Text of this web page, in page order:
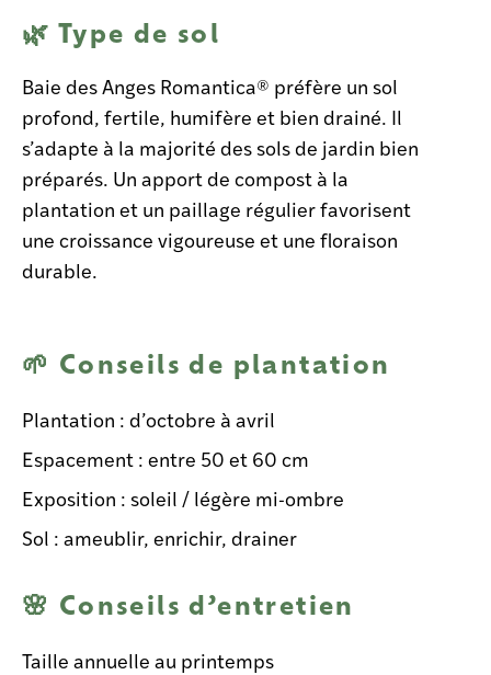
🌿 Type de sol
Baie des Anges Romantica® préfère un sol
profond, fertile, humifère et bien drainé. Il
s’adapte à la majorité des sols de jardin bien
préparés. Un apport de compost à la
plantation et un paillage régulier favorisent
une croissance vigoureuse et une floraison
durable.
🌱 Conseils de plantation
Plantation : d’octobre à avril
Espacement : entre 50 et 60 cm
Exposition : soleil / légère mi-ombre
Sol : ameublir, enrichir, drainer
🌸 Conseils d’entretien
Taille annuelle au printemps